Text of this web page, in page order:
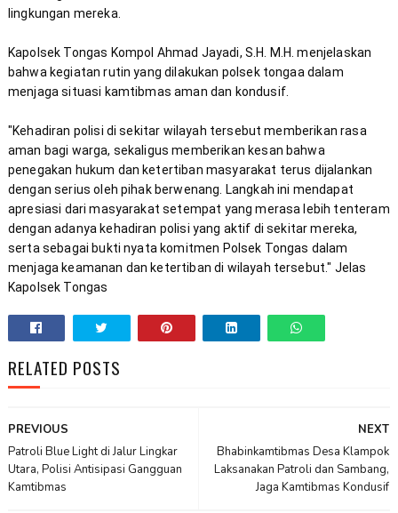
Kapolsek Tongas Kompol Ahmad Jayadi, S.H. M.H. menjelaskan
bahwa kegiatan rutin yang dilakukan polsek tongaa dalam
"Kehadiran polisi di sekitar wilayah tersebut memberikan rasa
aman bagi warga, sekaligus memberikan kesan bahwa
penegakan hukum dan ketertiban masyarakat terus dijalankan
dengan serius oleh pihak berwenang. Langkah ini mendapat
apresiasi dari masyarakat setempat yang merasa lebih tenteram
dengan adanya kehadiran polisi yang aktif di sekitar mereka,
serta sebagai bukti nyata komitmen Polsek Tongas dalam
menjaga keamanan dan ketertiban di wilayah tersebut." Jelas
Kapolsek Tongas
RELATED POSTS
NEXT
Bhabinkamtibmas Desa Klampok
Laksanakan Patroli dan Sambang,
Jaga Kamtibmas Kondusif
PREVIOUS
Patroli Blue Light di Jalur Lingkar
Utara, Polisi Antisipasi Gangguan
Kamtibmas